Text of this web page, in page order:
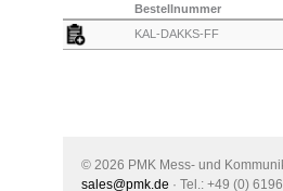
Bestellnummer
KAL-DAKKS-FF
© 2026 PMK Mess- und
sales@pmk.de · Tel.: +49 (0)